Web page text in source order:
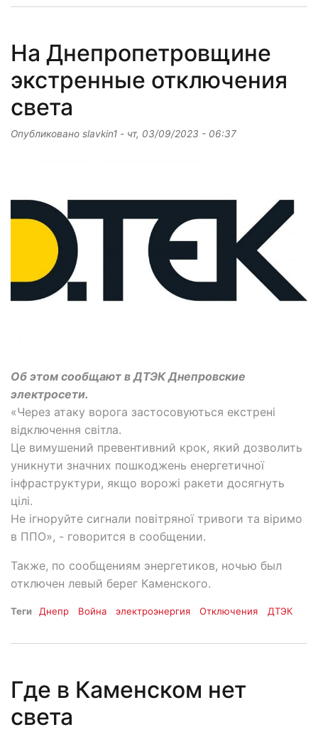
На Днепропетровщине
экстренные отключения
света
Опубликовано slavkin1 - чт, 03/09/2023 - 06:37
Об этом сообщают в ДТЭК Днепровские
электросети.
«Через атаку ворога застосовуються екстрені
відключення світла.
Це вимушений превентивний крок, який дозволить
уникнути значних пошкоджень енергетичної
інфраструктури, якщо ворожі ракети досягнуть
цілі.
Не ігноруйте сигнали повітряної тривоги та віримо
в ППО», - говорится в сообщении.
Также, по сообщениям энергетиков, ночью был
отключен левый берег Каменского.
Теги Днепр Война электроэнергия Отключения ДТЭК
Где в Каменском нет
света